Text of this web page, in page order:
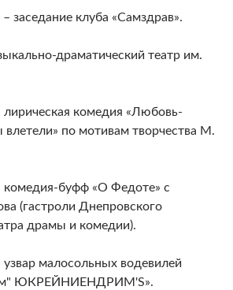
– заседание клуба «Самздрав».
драматический театр им.
лирическая комедия «Любовь-
по мотивам творчества М.
комедия-буфф «О Федоте» с
(гастроли Днепровского
драмы и комедии).
узвар малосольных водевилей
ЮКРЕЙНИЕНДРИМ'S».